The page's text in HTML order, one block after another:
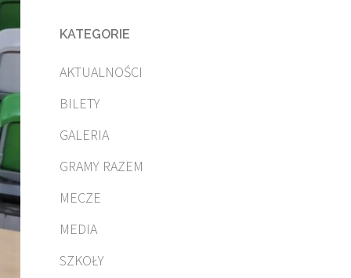
KATEGORIE
AKTUALNOŚCI
BILETY
GALERIA
GRAMY RAZEM
MECZE
MEDIA
SZKOŁY